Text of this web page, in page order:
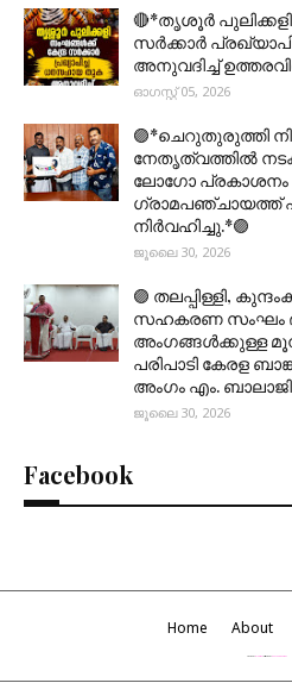
🔴*തൃശൂര്‍
സര്‍ക്കാര്‍
അനുവദിച്ച്
ഓഗസ്റ്റ് 05, 2026
🟣*ചെറുതുരുത്തി
നേതൃത്വത്തിൽ
ലോഗോ
ഗ്രാമപഞ്ചായത്ത്
നിർവഹിച്ചു.*🟣
ജൂലൈ 30, 2026
🟣 തലപ്പിള്ളി,
സഹകരണ സംഘം
അംഗങ്ങൾക്കുള്ള
പരിപാടി കേരള
അംഗം എം.
ജൂലൈ 30, 2026
Facebook
Home About